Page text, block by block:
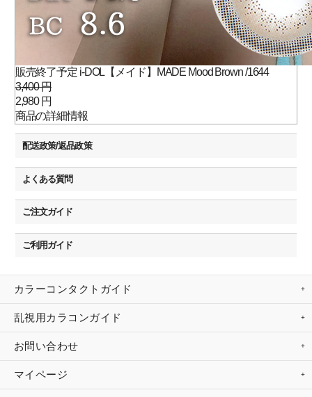
販売終了予定 i-DOL【メイド】MADE Mood Brown /1644
3,400 円
2,980 円
商品の詳細情報
配送政策/返品政策
よくある質問
ご注文ガイド
ご利用ガイド
カラーコンタクトガイド
乱視用カラコンガイド
お問い合わせ
マイページ